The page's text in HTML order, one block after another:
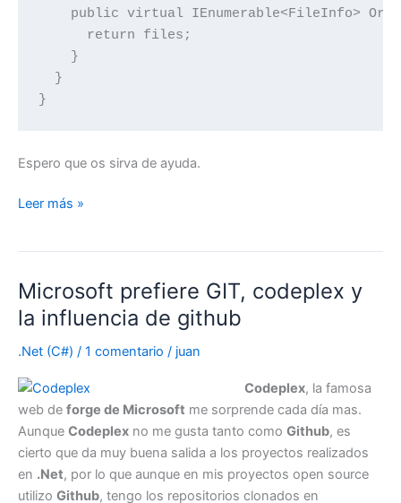
public virtual IEnumerable<FileInfo>
      return files;
    }
  }
}
Espero que os sirva de ayuda.
Ordenar
ASP.Net
MVC
Leer más »
Microsoft prefiere GIT, codeplex y
la influencia de github
.Net (C#) / 1 comentario / juan
Codeplex, la famosa
web de forge de Microsoft me sorprende cada día mas.
Aunque Codeplex no me gusta tanto como Github, es
cierto que da muy buena salida a los proyectos realizados
en .Net, por lo que aunque en mis proyectos open source
utilizo Github, tengo los repositorios clonados en